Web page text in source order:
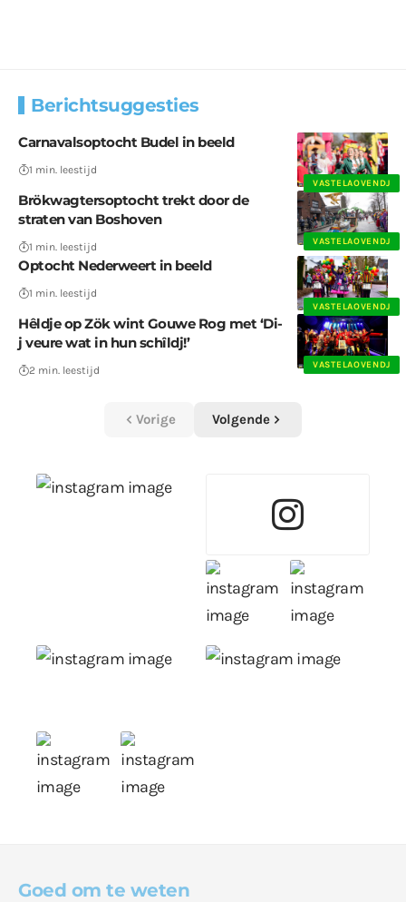
Berichtsuggesties
VASTELAOVENDJ
Carnavalsoptocht Budel in beeld
1 min. leestijd
VASTELAOVENDJ
Brökwagtersoptocht trekt door de
straten van Boshoven
1 min. leestijd
VASTELAOVENDJ
Optocht Nederweert in beeld
1 min. leestijd
VASTELAOVENDJ
Hêldje op Zök wint Gouwe Rog met ‘Di-
j veure wat in hun schîldj!’
2 min. leestijd
Vorige Volgende
Goed om te weten